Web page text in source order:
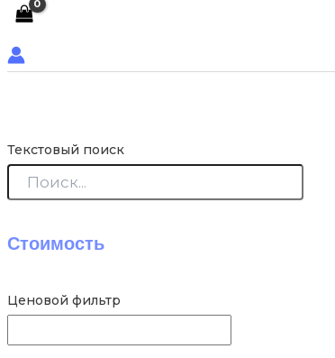
Текстовый поиск
Стоимость
Ценовой фильтр